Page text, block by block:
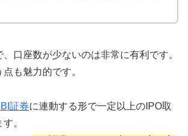
口座数が少ないのは非常に有利です。
も魅力的です。
証券に連動する形で一定以上のIPO取
。